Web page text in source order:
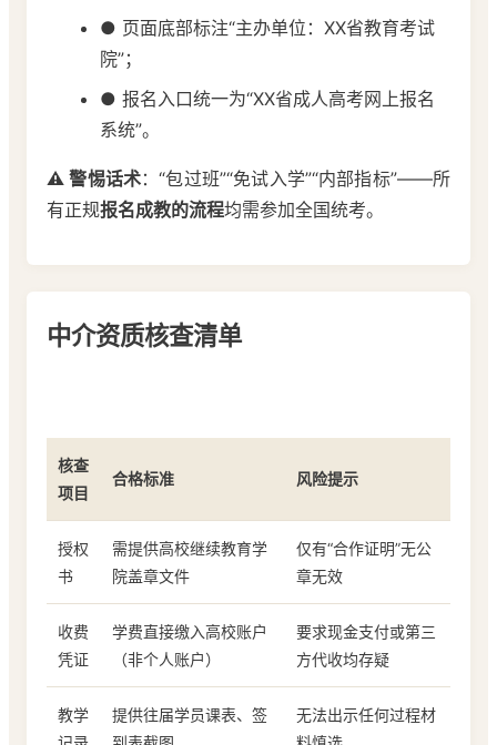
● 页面底部标注“主办单位：XX省教育考试
院”；
● 报名入口统一为“XX省成人高考网上报名
系统”。
⚠️ 警惕话术：“包过班”“免试入学”“内部指标”——所
有正规报名成教的流程均需参加全国统考。
中介资质核查清单
核查
项目
合格标准 风险提示
授权
书
需提供高校继续教育学
院盖章文件
仅有“合作证明”无公
章无效
收费
凭证
学费直接缴入高校账户
（非个人账户）
要求现金支付或第三
方代收均存疑
教学
提供往届学员课表、签
无法出示任何过程材